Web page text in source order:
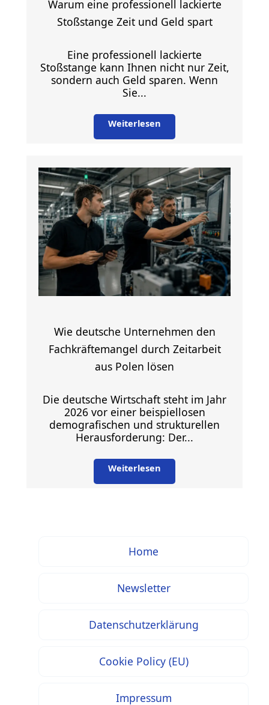
Warum eine professionell lackierte
Stoßstange Zeit und Geld spart
Eine professionell lackierte
Stoßstange kann Ihnen nicht nur Zeit,
sondern auch Geld sparen. Wenn
Sie...
Weiterlesen
Wie deutsche Unternehmen den
Fachkräftemangel durch Zeitarbeit
aus Polen lösen
Die deutsche Wirtschaft steht im Jahr
2026 vor einer beispiellosen
demografischen und strukturellen
Herausforderung: Der...
Weiterlesen
Home
Newsletter
Datenschutzerklärung
Cookie Policy (EU)
Impressum